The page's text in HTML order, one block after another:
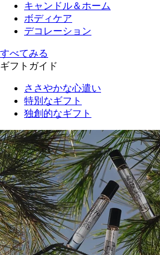
キャンドル＆ホーム
ボディケア
デコレーション
すべてみる
ギフトガイド
ささやかな心遣い
特別なギフト
独創的なギフト